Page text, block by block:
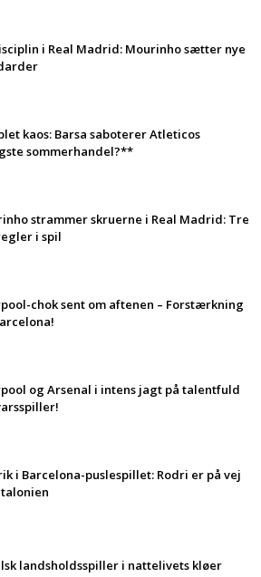
i Real Madrid: Mourinho sætter nye
kaos: Barsa saboterer Atleticos
sommerhandel?**
strammer skruerne i Real Madrid: Tre
i spil
chok sent om aftenen – Forstærkning
og Arsenal i intens jagt på talentfuld
i Barcelona-puslespillet: Rodri er på vej
landsholdsspiller i nattelivets kløer